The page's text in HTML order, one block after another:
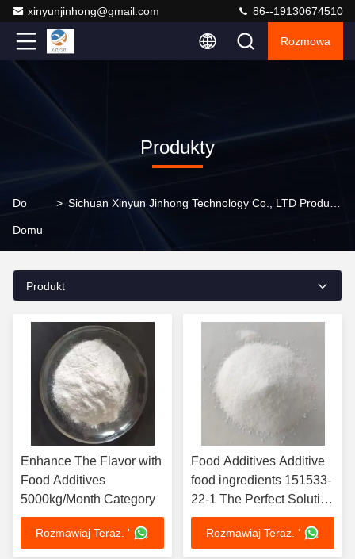
xinyunjinhong@gmail.com 86--19130674510
Rozmowa
Produkty
Do
Domu
>
Produkt
Enhance The Flavor with
Food Additives
5000kg/Month Category
Rozmawiaj Teraz. '
Food Additives Additive
food ingredients 151533-
22-1 The Perfect Solution
for Your Food Production
Needs
Rozmawiaj Teraz. '